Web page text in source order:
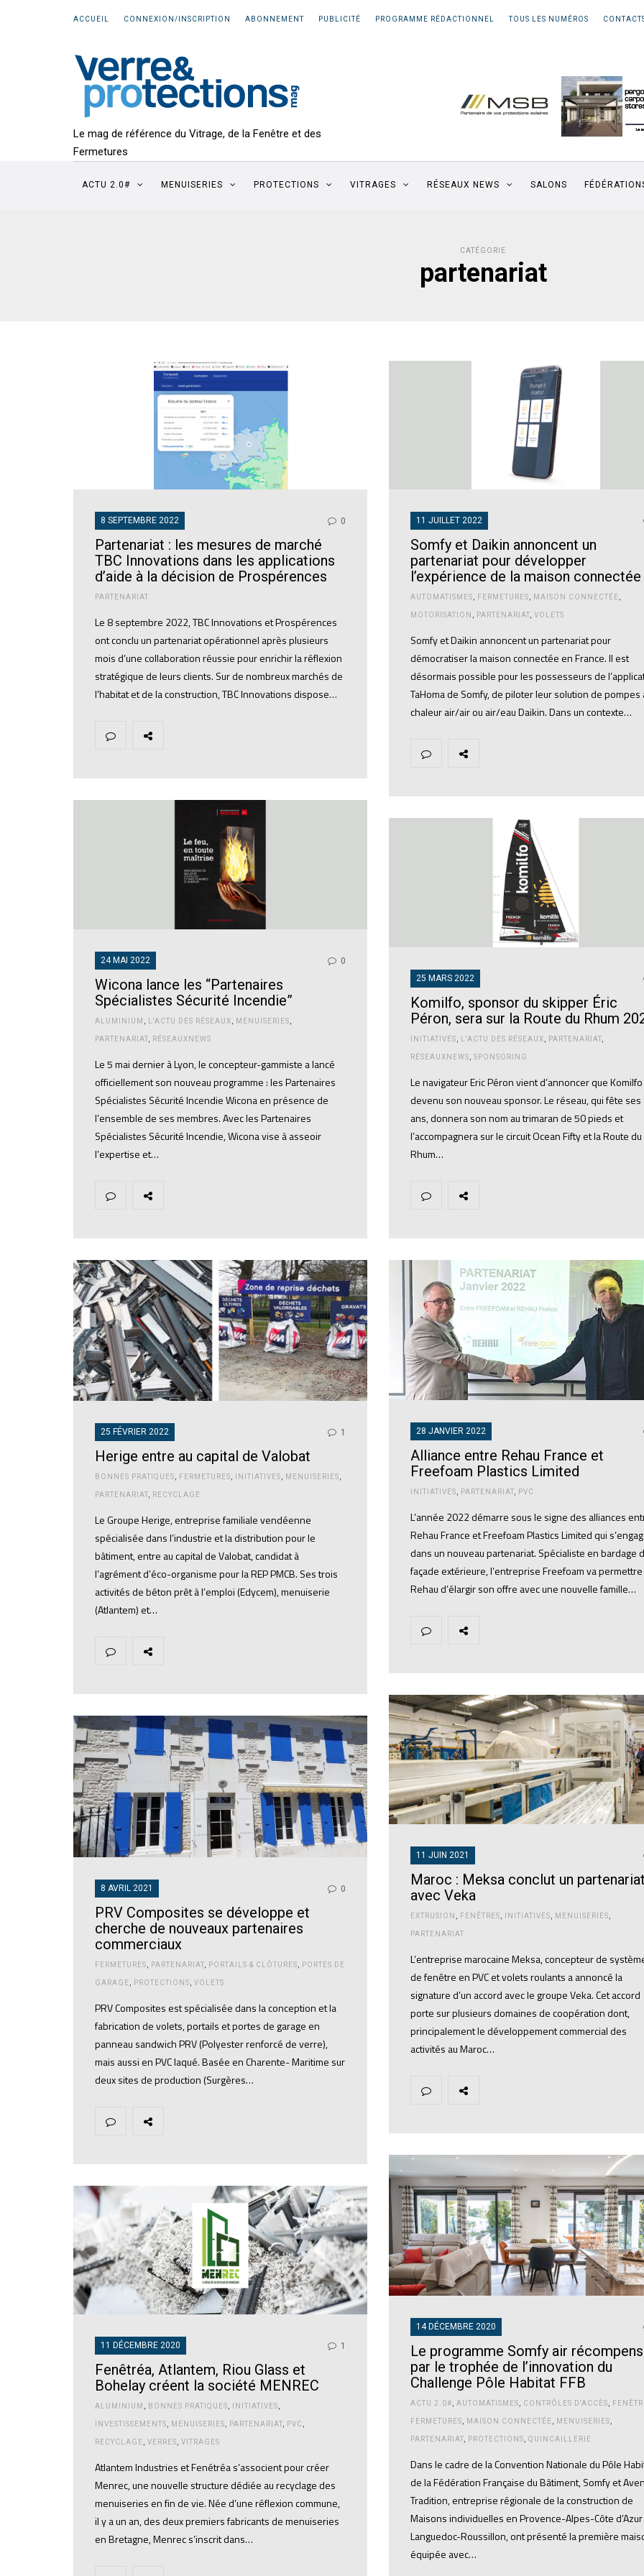
ACCUEIL CONNEXION/INSCRIPTION ABONNEMENT PUBLICITÉ PROGRAMME RÉDACTIONNEL TOUS LES NUMÉROS
Le mag de référence du Vitrage, de la Fenêtre et des
Fermetures
ACTU 2.0# MENUISERIES PROTECTIONS VITRAGES RÉSEAUX NEWS SALONS
CATÉGORIE
partenariat
8 SEPTEMBRE 2022 0
Partenariat : les mesures de marché
TBC Innovations dans les applications
d’aide à la décision de Prospérences
PARTENARIAT
Le 8 septembre 2022, TBC Innovations et Prospérences
ont conclu un partenariat opérationnel après plusieurs
mois d’une collaboration réussie pour enrichir la réflexion
stratégique de leurs clients. Sur de nombreux marchés de
l’habitat et de la construction, TBC Innovations dispose…
11 JUILLET 2022
Somfy et Daikin annoncent un
partenariat pour développer
l’expérience de la maison connectée
AUTOMATISMES, FERMETURES, MAISON CONNECTÉE,
MOTORISATION , PARTENARIAT, VOLETS
Somfy et Daikin annoncent un partenariat pour
démocratiser la maison connectée en France. Il est
désormais possible pour les possesseurs de
TaHoma de Somfy, de piloter leur solution de pompes
chaleur air/air ou air/eau Daikin. Dans un contexte…
24 MAI 2022 0
Wicona lance les “Partenaires
Spécialistes Sécurité Incendie”
ALUMINIUM L'ACTU DES RÉSEAUX MENUISERIES
PARTENARIAT RÉSEAUXNEWS
Le 5 mai dernier à Lyon, le concepteur-gammiste a lancé
officiellement son nouveau programme : les Partenaires
Spécialistes Sécurité Incendie Wicona en présence de
l’ensemble de ses membres. Avec les Partenaires
Spécialistes Sécurité Incendie, Wicona vise à asseoir
l’expertise et…
25 MARS 2022
Komilfo, sponsor du skipper Éric
Péron, sera sur la Route du Rhum
INITIATIVES L'ACTU DES RÉSEAUX PARTENARIAT,
RÉSEAUXNEWS SPONSORING
Le navigateur Eric Péron vient d’annoncer que
devenu son nouveau sponsor. Le réseau, qui fête ses
ans, donnera son nom au trimaran de 50 pieds et
l’accompagnera sur le circuit Ocean Fifty et la Route du
Rhum…
25 FÉVRIER 2022 1
Herige entre au capital de Valobat
BONNES PRATIQUES FERMETURES INITIATIVES MENUISERIES
PARTENARIAT RECYCLAGE
Le Groupe Herige, entreprise familiale vendéenne
spécialisée dans l’industrie et la distribution pour le
bâtiment, entre au capital de Valobat, candidat à
l’agrément d’éco-organisme pour la REP PMCB. Ses trois
activités de béton prêt à l’emploi (Edycem), menuiserie
(Atlantem) et…
28 JANVIER 2022
Alliance entre Rehau France et
Freefoam Plastics Limited
INITIATIVES, PARTENARIAT , PVC
L’année 2022 démarre sous le signe des alliances
Rehau France et Freefoam Plastics Limited qui
dans un nouveau partenariat. Spécialiste en bardage
façade extérieure, l’entreprise Freefoam va
Rehau d’élargir son offre avec une nouvelle famille…
11 JUIN 2021
Maroc : Meksa conclut un
avec Veka
EXTRUSION FENÊTRES INITIATIVES MENUISERIES
PARTENARIAT
L’entreprise marocaine Meksa, concepteur de
de fenêtre en PVC et volets roulants a annoncé la
signature d’un accord avec le groupe Veka. Cet accord
porte sur plusieurs domaines de coopération dont,
principalement le développement commercial des
activités au Maroc…
8 AVRIL 2021 0
PRV Composites se développe et
cherche de nouveaux partenaires
commerciaux
FERMETURES PARTENARIAT PORTAILS & CLÔTURES PORTES DE
GARAGE PROTECTIONS VOLETS
PRV Composites est spécialisée dans la conception et la
fabrication de volets, portails et portes de garage en
panneau sandwich PRV (Polyester renforcé de verre),
mais aussi en PVC laqué. Basée en Charente- Maritime sur
deux sites de production (Surgères…
14 DÉCEMBRE 2020
Le programme Somfy air
par le trophée de l’innovation du
Challenge Pôle Habitat FFB
ACTU 2.0#, AUTOMATISMES, CONTRÔLES D'ACCÈS,
FERMETURES, MAISON CONNECTÉE, MENUISERIES,
PARTENARIAT, PROTECTIONS, QUINCAILLERIE
Dans le cadre de la Convention Nationale du Pôle
de la Fédération Française du Bâtiment, Somfy et
Tradition, entreprise régionale de la construction de
Maisons individuelles en Provence-Alpes-Côte
Languedoc-Roussillon, ont présenté la première
équipée avec…
11 DÉCEMBRE 2020 1
Fenêtréa, Atlantem, Riou Glass et
Bohelay créent la société MENREC
ALUMINIUM BONNES PRATIQUES INITIATIVES
INVESTISSEMENTS MENUISERIES PARTENARIAT PVC
RECYCLAGE VERRES VITRAGES
Atlantem Industries et Fenétréa s’associent pour créer
Menrec, une nouvelle structure dédiée au recyclage des
menuiseries en fin de vie. Née d’une réflexion commune,
il y a un an, des deux premiers fabricants de menuiseries
en Bretagne, Menrec s’inscrit dans…